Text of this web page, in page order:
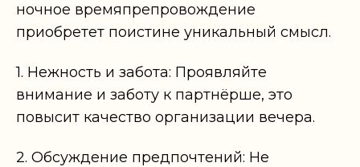
ночное времяпрепровождение
приобретет поистине уникальный смысл.
1. Нежность и забота: Проявляйте
внимание и заботу к партнёрше, это
повысит качество организации вечера.
2. Обсуждение предпочтений: Не